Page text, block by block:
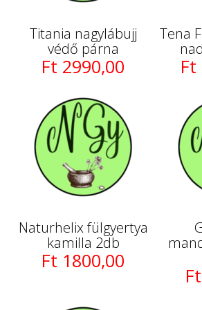
Titania nagylábujj
védő párna
Ft 2990,00
Tena
Ft
Naturhelix fülgyertya
kamilla 2db
Ft 1800,00